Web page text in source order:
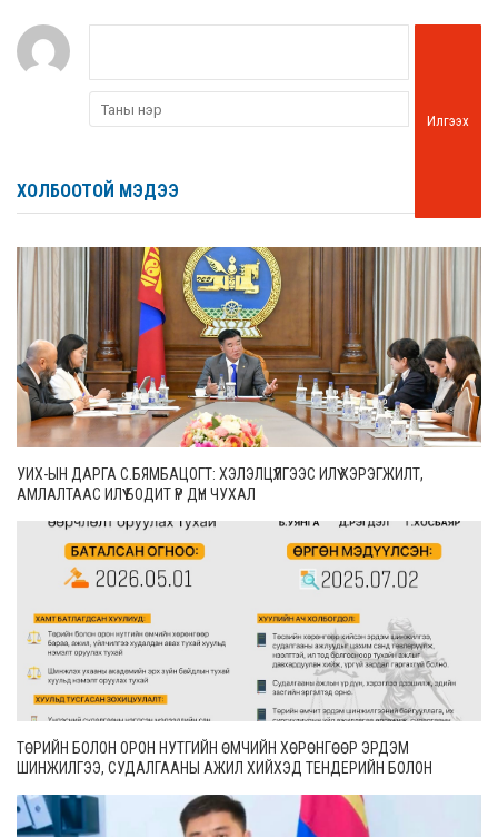
Илгээх
ХОЛБООТОЙ МЭДЭЭ
УИХ-ЫН ДАРГА С.БЯМБАЦОГТ: ХЭЛЭЛЦҮҮЛГЭЭС ИЛҮҮ ХЭРЭГЖИЛТ,
АМЛАЛТААС ИЛҮҮ БОДИТ ҮР ДҮН ЧУХАЛ
ТӨРИЙН БОЛОН ОРОН НУТГИЙН ӨМЧИЙН ХӨРӨНГӨӨР ЭРДЭМ
ШИНЖИЛГЭЭ, СУДАЛГААНЫ АЖИЛ ХИЙХЭД ТЕНДЕРИЙН БОЛОН